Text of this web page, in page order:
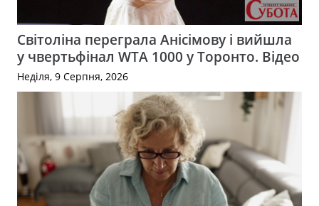
Світоліна переграла Анісімову і вийшла
у чвертьфінал WTA 1000 у Торонто. Відео
Неділя, 9 Серпня, 2026